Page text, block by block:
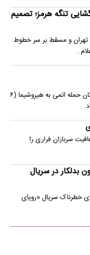
تنگه هرمز؛ تصمیم
تهران و مسقط بر سر خطوط
سفیر ایران در توکیو، در مراسم یادبود کشته‌شدگان حمله اتمی به هیروشیما (۶
سربازان فراری را
بدلکار در سریال
خطرناک سریال «رویای